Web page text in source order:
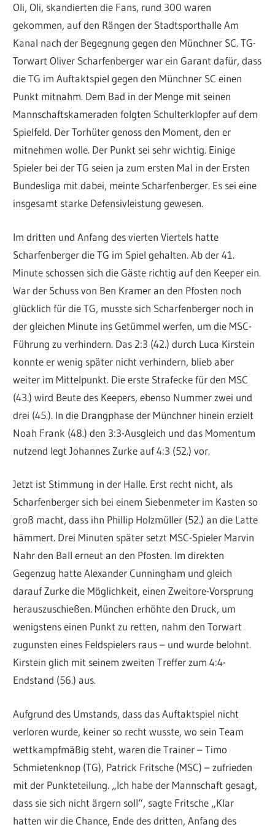
Oli, Oli, skandierten die Fans, rund 300 waren
gekommen, auf den Rängen der Stadtsporthalle Am
Kanal nach der Begegnung gegen den Münchner SC. TG-
Torwart Oliver Scharfenberger war ein Garant dafür, dass
die TG im Auftaktspiel gegen den Münchner SC einen
Punkt mitnahm. Dem Bad in der Menge mit seinen
Mannschaftskameraden folgten Schulterklopfer auf dem
Spielfeld. Der Torhüter genoss den Moment, den er
mitnehmen wolle. Der Punkt sei sehr wichtig. Einige
Spieler bei der TG seien ja zum ersten Mal in der Ersten
Bundesliga mit dabei, meinte Scharfenberger. Es sei eine
insgesamt starke Defensivleistung gewesen.
Im dritten und Anfang des vierten Viertels hatte
Scharfenberger die TG im Spiel gehalten. Ab der 41.
Minute schossen sich die Gäste richtig auf den Keeper ein.
War der Schuss von Ben Kramer an den Pfosten noch
glücklich für die TG, musste sich Scharfenberger noch in
der gleichen Minute ins Getümmel werfen, um die MSC-
Führung zu verhindern. Das 2:3 (42.) durch Luca Kirstein
konnte er wenig später nicht verhindern, blieb aber
weiter im Mittelpunkt. Die erste Strafecke für den MSC
(43.) wird Beute des Keepers, ebenso Nummer zwei und
drei (45.). In die Drangphase der Münchner hinein erzielt
Noah Frank (48.) den 3:3-Ausgleich und das Momentum
nutzend legt Johannes Zurke auf 4:3 (52.) vor.
Jetzt ist Stimmung in der Halle. Erst recht nicht, als
Scharfenberger sich bei einem Siebenmeter im Kasten so
groß macht, dass ihn Phillip Holzmüller (52.) an die Latte
hämmert. Drei Minuten später setzt MSC-Spieler Marvin
Nahr den Ball erneut an den Pfosten. Im direkten
Gegenzug hatte Alexander Cunningham und gleich
darauf Zurke die Möglichkeit, einen Zweitore-Vorsprung
herauszuschießen. München erhöhte den Druck, um
wenigstens einen Punkt zu retten, nahm den Torwart
zugunsten eines Feldspielers raus – und wurde belohnt.
Kirstein glich mit seinem zweiten Treffer zum 4:4-
Endstand (56.) aus.
Aufgrund des Umstands, dass das Auftaktspiel nicht
verloren wurde, keiner so recht wusste, wo sein Team
wettkampfmäßig steht, waren die Trainer – Timo
Schmietenknop (TG), Patrick Fritsche (MSC) – zufrieden
mit der Punkteteilung. „Ich habe der Mannschaft gesagt,
dass sie sich nicht ärgern soll“, sagte Fritsche „Klar
hatten wir die Chance, Ende des dritten, Anfang des